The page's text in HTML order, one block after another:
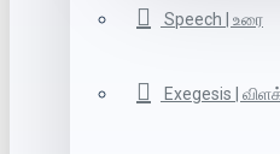
Speech | உரை
Exegesis |